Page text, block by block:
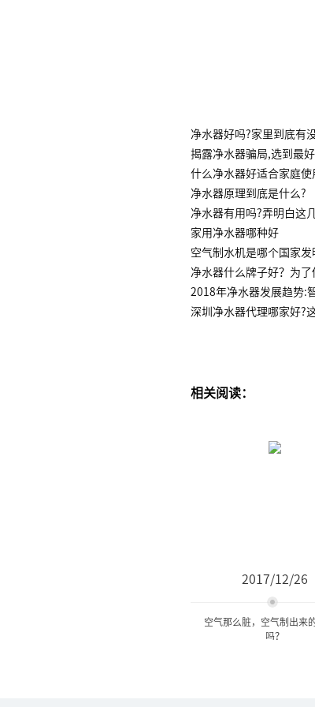
净水器好吗?家里到底有
揭露净水器骗局,选到最
什么净水器好适合家庭使
净水器原理到底是什么?
净水器有用吗?弄明白这
家用净水器哪种好
空气制水机是哪个国家发
净水器什么牌子好？为
2018年净水器发展趋势:
深圳净水器代理哪家好?
相关阅读：
2017/12/26
空气那么脏，空气制出来
吗？